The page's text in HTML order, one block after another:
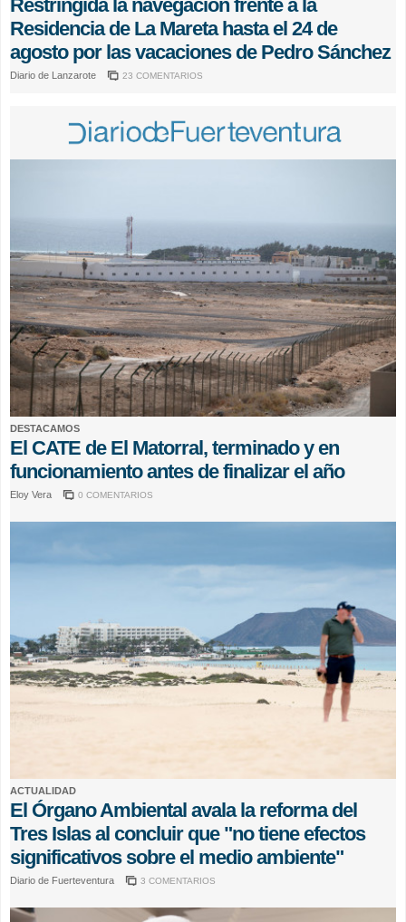
Restringida la navegación frente a la
Residencia de La Mareta hasta el 24 de
agosto por las vacaciones de Pedro Sánchez
Diario de Lanzarote 23 COMENTARIOS
DESTACAMOS
El CATE de El Matorral, terminado y en
funcionamiento antes de finalizar el año
Eloy Vera 0 COMENTARIOS
ACTUALIDAD
El Órgano Ambiental avala la reforma del
Tres Islas al concluir que "no tiene efectos
significativos sobre el medio ambiente"
Diario de Fuerteventura 3 COMENTARIOS